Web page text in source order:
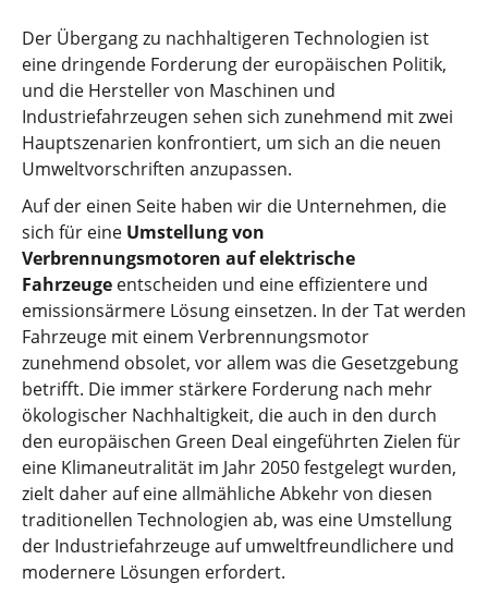
Der Übergang zu nachhaltigeren Technologien ist
eine dringende Forderung der europäischen Politik,
und die Hersteller von Maschinen und
Industriefahrzeugen sehen sich zunehmend mit zwei
Hauptszenarien konfrontiert, um sich an die neuen
Umweltvorschriften anzupassen.
Auf der einen Seite haben wir die Unternehmen, die
sich für eine Umstellung von
Verbrennungsmotoren auf elektrische
Fahrzeuge entscheiden und eine effizientere und
emissionsärmere Lösung einsetzen. In der Tat werden
Fahrzeuge mit einem Verbrennungsmotor
zunehmend obsolet, vor allem was die Gesetzgebung
betrifft. Die immer stärkere Forderung nach mehr
ökologischer Nachhaltigkeit, die auch in den durch
den europäischen Green Deal eingeführten Zielen für
eine Klimaneutralität im Jahr 2050 festgelegt wurden,
zielt daher auf eine allmähliche Abkehr von diesen
traditionellen Technologien ab, was eine Umstellung
der Industriefahrzeuge auf umweltfreundlichere und
modernere Lösungen erfordert.